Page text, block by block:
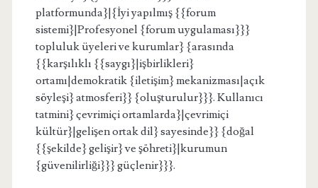
platformunda}|{İyi yapılmış {{forum
sistemi}|Profesyonel {forum uygulaması}}}
topluluk üyeleri ve kurumlar} {arasında
{{karşılıklı {{saygı}|işbirlikleri}
ortamı|demokratik {iletişim} mekanizması|açık
söyleşi} atmosferi}} {oluşturulur}}}. Kullanıcı
tatmini} çevrimiçi ortamlarda}|çevrimiçi
kültür}|gelişen ortak dil} sayesinde}} {doğal
{{şekilde} gelişir} ve şöhreti}|kurumun
{güvenilirliği}}} güçlenir}}}.